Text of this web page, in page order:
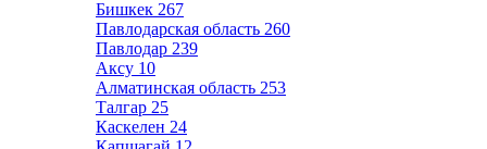
Бишкек 267
Павлодарская область 260
Павлодар 239
Аксу 10
Алматинская область 253
Талгар 25
Каскелен 24